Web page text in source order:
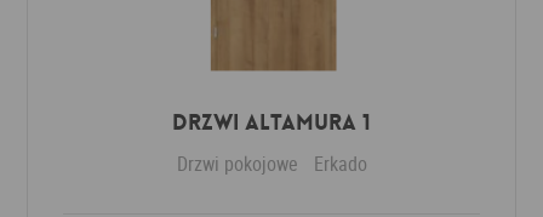
Drzwi Altamura 1
Drzwi pokojowe Erkado